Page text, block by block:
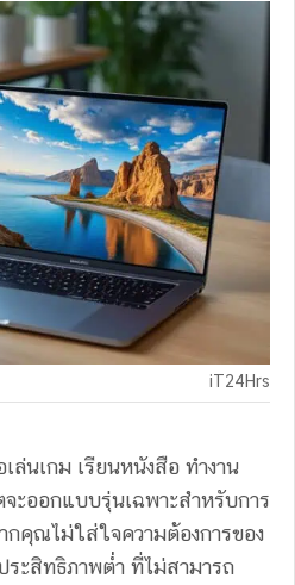
iT24Hrs
ล่นเกม เรียนหนังสือ ทำงาน
ะออกแบบรุ่นเฉพาะสำหรับการ
กคุณไม่ใส่ใจความต้องการของ
ะสิทธิภาพต่ำ ที่ไม่สามารถ